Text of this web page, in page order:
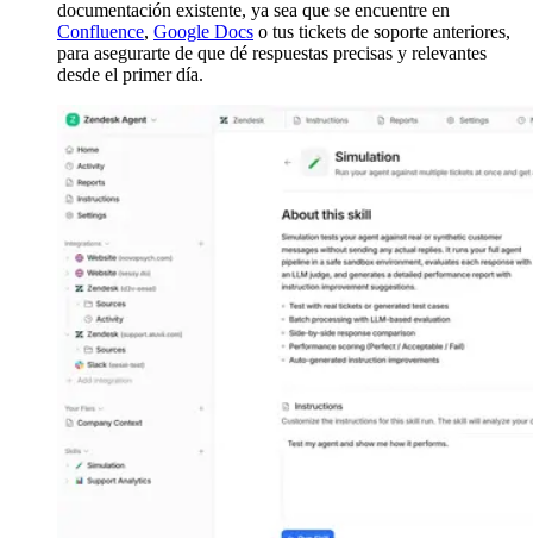
documentación existente, ya sea que se encuentre en
Confluence, Google Docs o tus tickets de soporte anteriores,
para asegurarte de que dé respuestas precisas y relevantes
desde el primer día.